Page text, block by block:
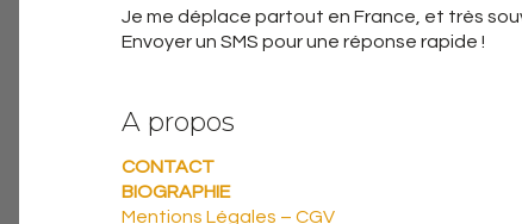
Je me déplace partout en France, et très
Envoyer un SMS pour une réponse rapide !
A propos
CONTACT
BIOGRAPHIE
Mentions Légales – CGV